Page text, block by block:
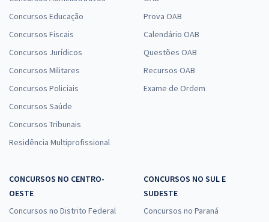
Concursos Educação
Concursos Fiscais
Concursos Jurídicos
Concursos Militares
Concursos Policiais
Concursos Saúde
Concursos Tribunais
Residência Multiprofissional
Prova OAB
Calendário OAB
Questões OAB
Recursos OAB
Exame de Ordem
CONCURSOS NO CENTRO-
OESTE
Concursos no Distrito Federal
CONCURSOS NO SUL E
SUDESTE
Concursos no Paraná